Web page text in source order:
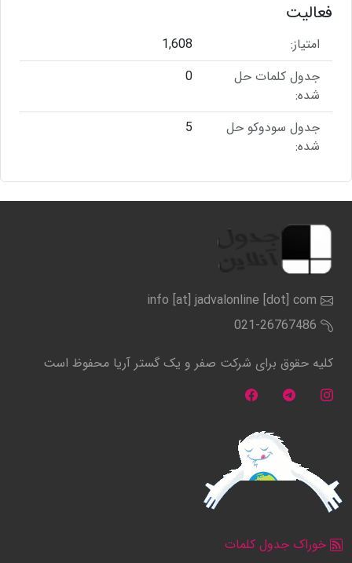
فعالیت
امتیاز:
1,608
جدول کلمات حل
شده:
0
جدول سودوکو حل
شده:
5
info [at] jadvalonline [dot] com
021-26767486
کلیه حقوق برای شرکت صفر و یک گستر آریا محفوظ است
خوراک جدول کلمات